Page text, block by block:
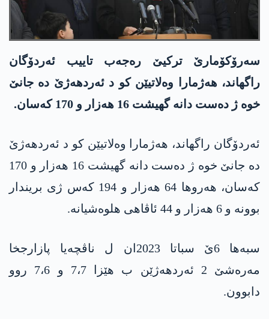
سەرۆکۆمارێ ترکیێ رەجەب تاییب ئەردۆگان
راگهاند، هەژمارا وەلاتیێن کو د ئەردهەژێ دە جانێ
خوە ژ دەست دانە گهیشت 16 هەزار و 170 کەسان.
ئەردۆگان راگهاند، هەژمارا وەلاتیێن کو د ئەردهەژێ
دە جانێ خوە ژ دەست دانە گهیشت 16 هەزار و 170
کەسان، هەروها 64 هەزار و 194 کەس ژی بریندار
بوونە و 6 هەزار و 44 ئاڤاهی هلوەشیانە.
سبەها 6ێ سباتا 2023ان ل ناڤچەیا پازارجخا
مەرەشێ 2 ئەردهەژێن ب هێزا 7،7 و 7،6 روو
دابوون.